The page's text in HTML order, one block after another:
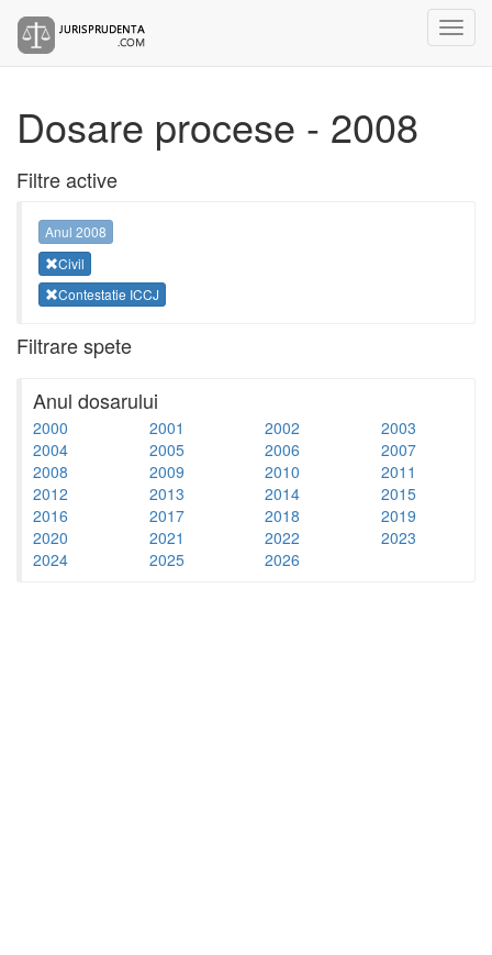
Dosare procese - 2008
Filtre active
Anul 2008
Civil
Contestatie ICCJ
Filtrare spete
Anul dosarului
2000 2001 2002
2003
2004
2005 2006
2007
2008
2009 2010
2011
2012
2013 2014
2015
2016
2017 2018
2019
2020
2021 2022
2023
2024
2025 2026